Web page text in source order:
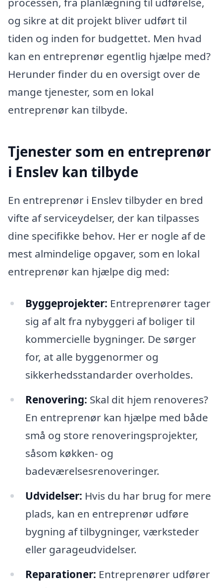
og sikre at dit projekt bliver udført til
tiden og inden for budgettet. Men hvad
kan en entreprenør egentlig hjælpe med?
Herunder finder du en oversigt over de
mange tjenester, som en lokal
entreprenør kan tilbyde.
Tjenester som en entreprenør
i Enslev kan tilbyde
En entreprenør i Enslev tilbyder en bred
vifte af serviceydelser, der kan tilpasses
dine specifikke behov. Her er nogle af de
mest almindelige opgaver, som en lokal
entreprenør kan hjælpe dig med:
Byggeprojekter: Entreprenører tager
sig af alt fra nybyggeri af boliger til
kommercielle bygninger. De sørger
for, at alle byggenormer og
sikkerhedsstandarder overholdes.
Renovering: Skal dit hjem renoveres?
En entreprenør kan hjælpe med både
små og store renoveringsprojekter,
såsom køkken- og
badeværelsesrenoveringer.
Udvidelser: Hvis du har brug for mere
plads, kan en entreprenør udføre
bygning af tilbygninger, værksteder
eller garageudvidelser.
Reparationer: Entreprenører udfører